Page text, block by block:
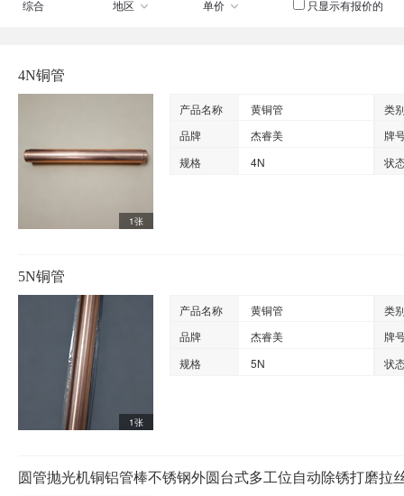
综合 地区 单价 只显示有报价的
4N铜管
1张
产品名称 黄铜管
类
品牌
杰睿美
牌
规格
4N 状
5N铜管
1张
产品名称 黄铜管
类
品牌
杰睿美
牌
规格
5N 状
圆管抛光机铜铝管棒不锈钢外圆台式多工位自动除锈打磨拉